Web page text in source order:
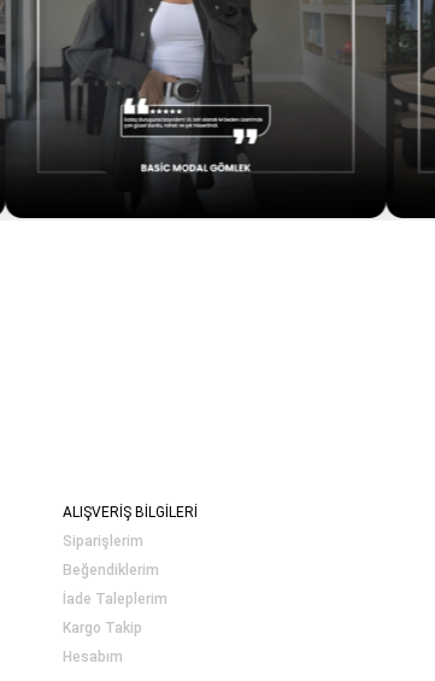
ALIŞVERİŞ BİLGİLERİ
Siparişlerim
Beğendiklerim
İade Taleplerim
Kargo Takip
Hesabım